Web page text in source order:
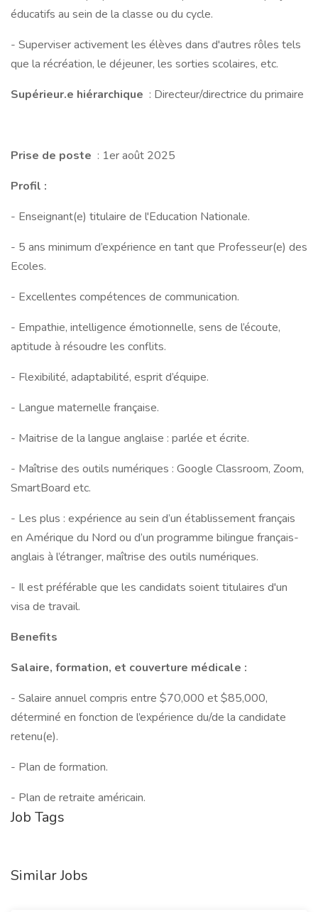
éducatifs au sein de la classe ou du cycle.
- Superviser activement les élèves dans d'autres rôles tels
que la récréation, le déjeuner, les sorties scolaires, etc.
Supérieur.e hiérarchique : Directeur/directrice du primaire
Prise de poste : 1er août 2025
Profil :
- Enseignant(e) titulaire de l'Education Nationale.
- 5 ans minimum d’expérience en tant que Professeur(e) des
Ecoles.
- Excellentes compétences de communication.
- Empathie, intelligence émotionnelle, sens de l’écoute,
aptitude à résoudre les conflits.
- Flexibilité, adaptabilité, esprit d’équipe.
- Langue maternelle française.
- Maitrise de la langue anglaise : parlée et écrite.
- Maîtrise des outils numériques : Google Classroom, Zoom,
SmartBoard etc.
- Les plus : expérience au sein d’un établissement français
en Amérique du Nord ou d’un programme bilingue français-
anglais à l’étranger, maîtrise des outils numériques.
- Il est préférable que les candidats soient titulaires d'un
visa de travail.
Benefits
Salaire, formation, et couverture médicale :
- Salaire annuel compris entre $70,000 et $85,000,
déterminé en fonction de l’expérience du/de la candidate
retenu(e).
- Plan de formation.
- Plan de retraite américain.
Job Tags
Similar Jobs